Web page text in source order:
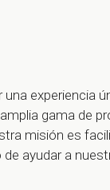
experiencia
gama de
misión es
ayudar a